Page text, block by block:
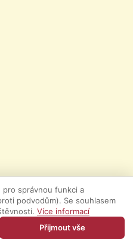
pro správnou funkci a
podvodům). Se souhlasem
Více informací
Přijmout vše